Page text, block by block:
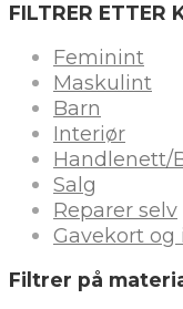
FILTRER ETTER
Feminint
Maskulint
Barn
Interiør
Handlenett/
Salg
Reparer selv
Gavekort
Filtrer på